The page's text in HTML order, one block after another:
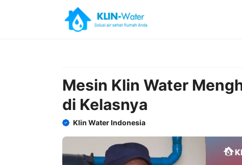
Mesin Klin Water
di Kelasnya
Klin Water Indonesia